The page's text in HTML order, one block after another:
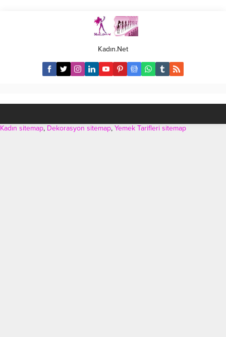
hamileliklerde karın şeklinin ve
büyüklüğünün de farklı olacağını
aldığımız şey karnın büyüklüğü
değil, karın...
konusudur. Bebeklerin ebeveynle
kurduğu bağın içgüdüsel
temelleri vardır. Bebekler
dünyaya korunma ve güvenlik
kalma içgüdüsüyle gelirler.
Ebeveynler için de bebekle
Kadın.Net
Kadın sitemap, Dekorasyon sitemap, Yemek Tarifleri sitemap